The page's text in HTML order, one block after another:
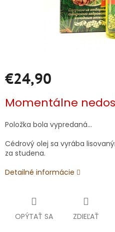
€24,90
cena:
Momentálne
Položka bola vypredaná…
Cédrový olej sa vyrába
za studena.
Detailné informácie
OPÝTAŤ SA ZDIEĽAŤ